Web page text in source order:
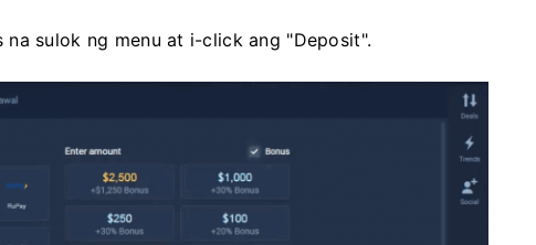
na sulok ng menu at i-click ang "Deposit".